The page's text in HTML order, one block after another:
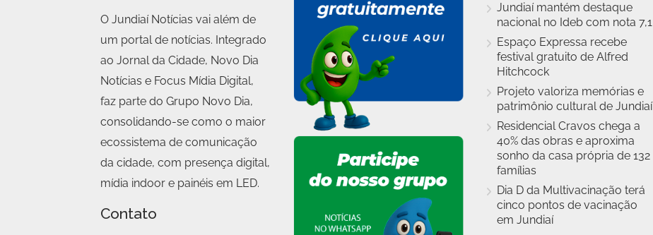
O Jundiaí Notícias vai além de
um portal de notícias. Integrado
ao Jornal da Cidade, Novo Dia
Notícias e Focus Mídia Digital,
faz parte do Grupo Novo Dia,
consolidando-se como o maior
ecossistema de comunicação
da cidade, com presença digital,
mídia indoor e painéis em LED.
Contato
Jundiaí mantém destaque
nacional no Ideb com nota 7,1
Espaço Expressa recebe
festival gratuito de Alfred
Hitchcock
Projeto valoriza memórias e
patrimônio cultural de Jundiaí
Residencial Cravos chega a
40% das obras e aproxima
sonho da casa própria de 132
famílias
Dia D da Multivacinação terá
cinco pontos de vacinação
em Jundiaí